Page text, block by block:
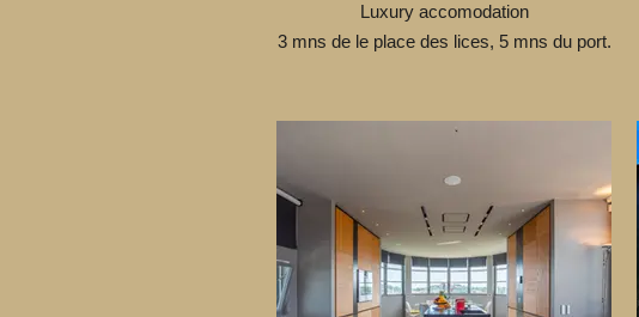
Luxury accomodation
3 mns de le place des lices, 5 mns du port.